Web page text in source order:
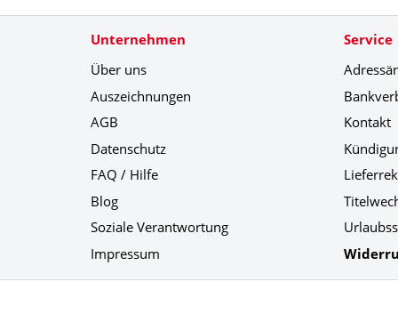
Unternehmen
Über uns
Auszeichnungen
AGB
Datenschutz
FAQ / Hilfe
Blog
Soziale Verantwortung
Impressum
Service
Kontakt